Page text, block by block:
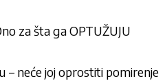
za šta ga OPTUŽUJU
– neće joj oprostiti pomirenje